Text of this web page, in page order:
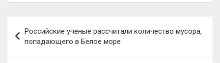
по
записям
Российские ученые рассчитали количество мусора,
попадающего в Белое море